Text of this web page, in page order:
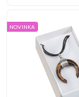
NOVINKA